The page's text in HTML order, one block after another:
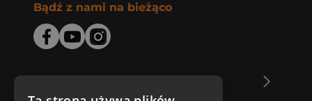
Bądź z nami na bieżąco